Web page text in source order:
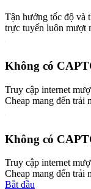
Tận hưởng tốc độ và
trực tuyến luôn mượt
Không có
Truy cập internet
Cheap mang đến trải
Không có
Truy cập internet
Cheap mang đến trải
Bắt đầu